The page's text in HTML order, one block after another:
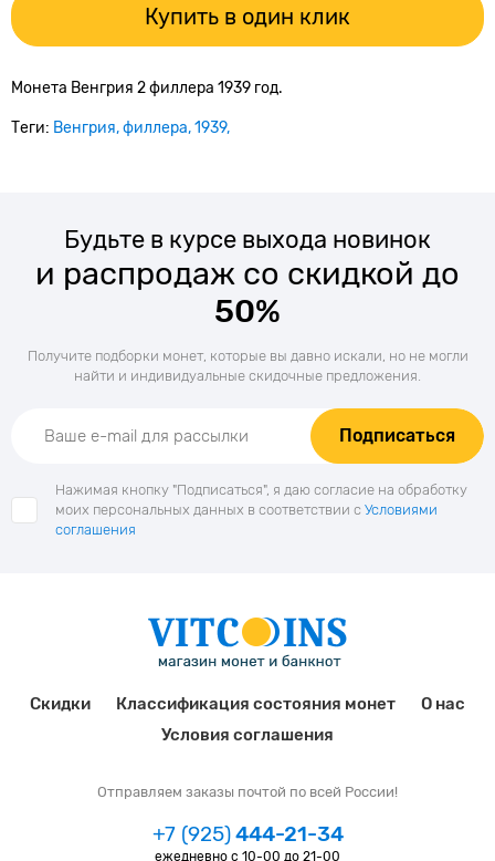
Купить в один клик
Монета Венгрия 2 филлера 1939 год.
Теги: Венгрия филлера 1939
Будьте в курсе выхода новинок
и распродаж со скидкой до
50%
Получите подборки монет, которые вы давно искали, но не могли
найти и индивидуальные скидочные предложения.
Подписаться
Нажимая кнопку "Подписаться", я даю согласие на обработку
моих персональных данных в соответствии с Условиями
соглашения
Скидки Классификация состояния монет
О нас
Условия соглашения
Отправляем заказы почтой по всей России!
+7 (925)444-21-34
ежедневно с 10-00 до 21-00